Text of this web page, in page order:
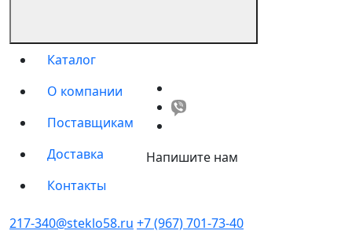
Каталог
О компании
Поставщикам
Доставка
Контакты
Напишите нам
217-340@steklo58.ru +7 (967) 701-73-40